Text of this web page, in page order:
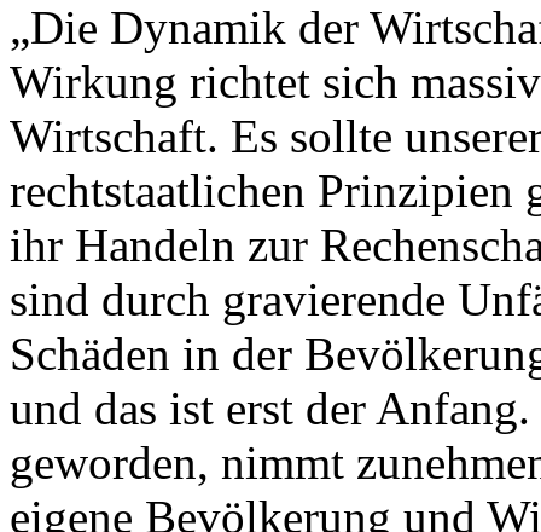
„Die Dynamik der
Wirkung richtet sich
Wirtschaft. Es sollte
rechtstaatlichen Prinzipien
ihr Handeln zur
sind durch gravierende
Schäden in der
und das ist erst der
geworden, nimmt
eigene Bevölkerung und